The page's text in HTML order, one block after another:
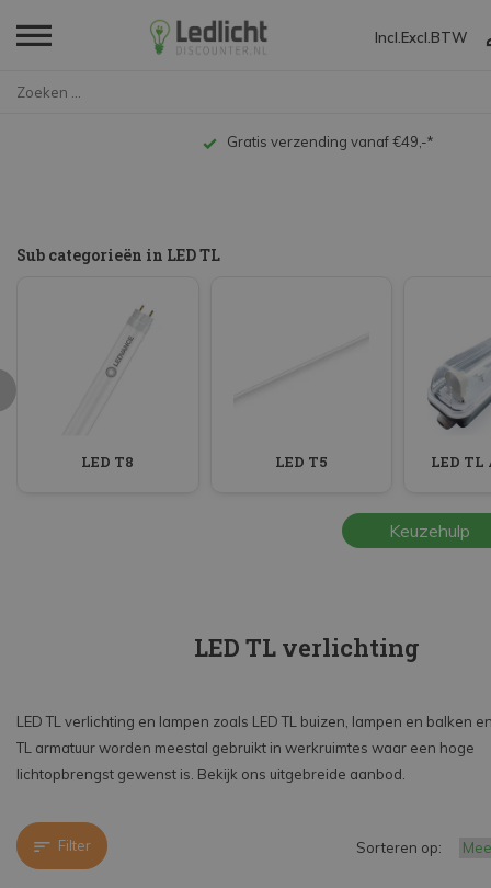
Incl. Excl. BTW
Gratis verzending vanaf €49,-*
Sub categorieën in LED TL
LED T8 LED T5 LED
Beantwoord een paar vragen en vind de beste
lamp voor jou in LED TL verlichting.
Keuzehulp
LED TL verlichting
LED TL verlichting en lampen zoals LED TL buizen, lampen en balken
TL armatuur worden meestal gebruikt in werkruimtes waar een hoge
lichtopbrengst gewenst is. Bekijk ons uitgebreide aanbod.
Filter Sorteren op: